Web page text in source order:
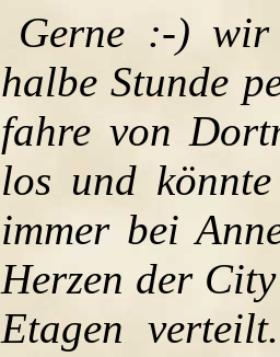
Gerne :-) wir
halbe Stunde
fahre von
los und
immer bei
Herzen der
Etagen